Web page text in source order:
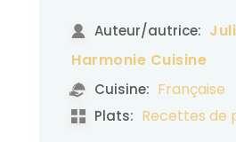
Auteur/autrice:
Harmonie Cuisine
Cuisine: Française
Plats: Recettes de